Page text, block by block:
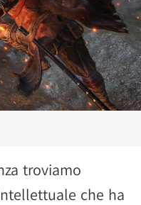
troviamo
che ha